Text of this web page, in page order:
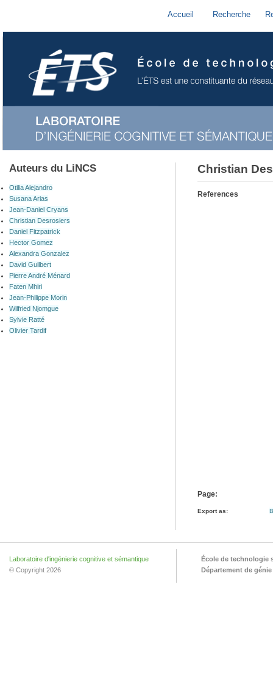
Accueil Recherche
Auteurs du LiNCS
Otilia Alejandro
Susana Arias
Jean-Daniel Cryans
Christian Desrosiers
Daniel Fitzpatrick
Hector Gomez
Alexandra Gonzalez
David Guilbert
Pierre André Ménard
Faten Mhiri
Jean-Philippe Morin
Wilfried Njomgue
Sylvie Ratté
Olivier Tardif
Christian
References
Page:
Export as:
Laboratoire d'ingénierie cognitive et sémantique
© Copyright 2026
École de technologie
Département de